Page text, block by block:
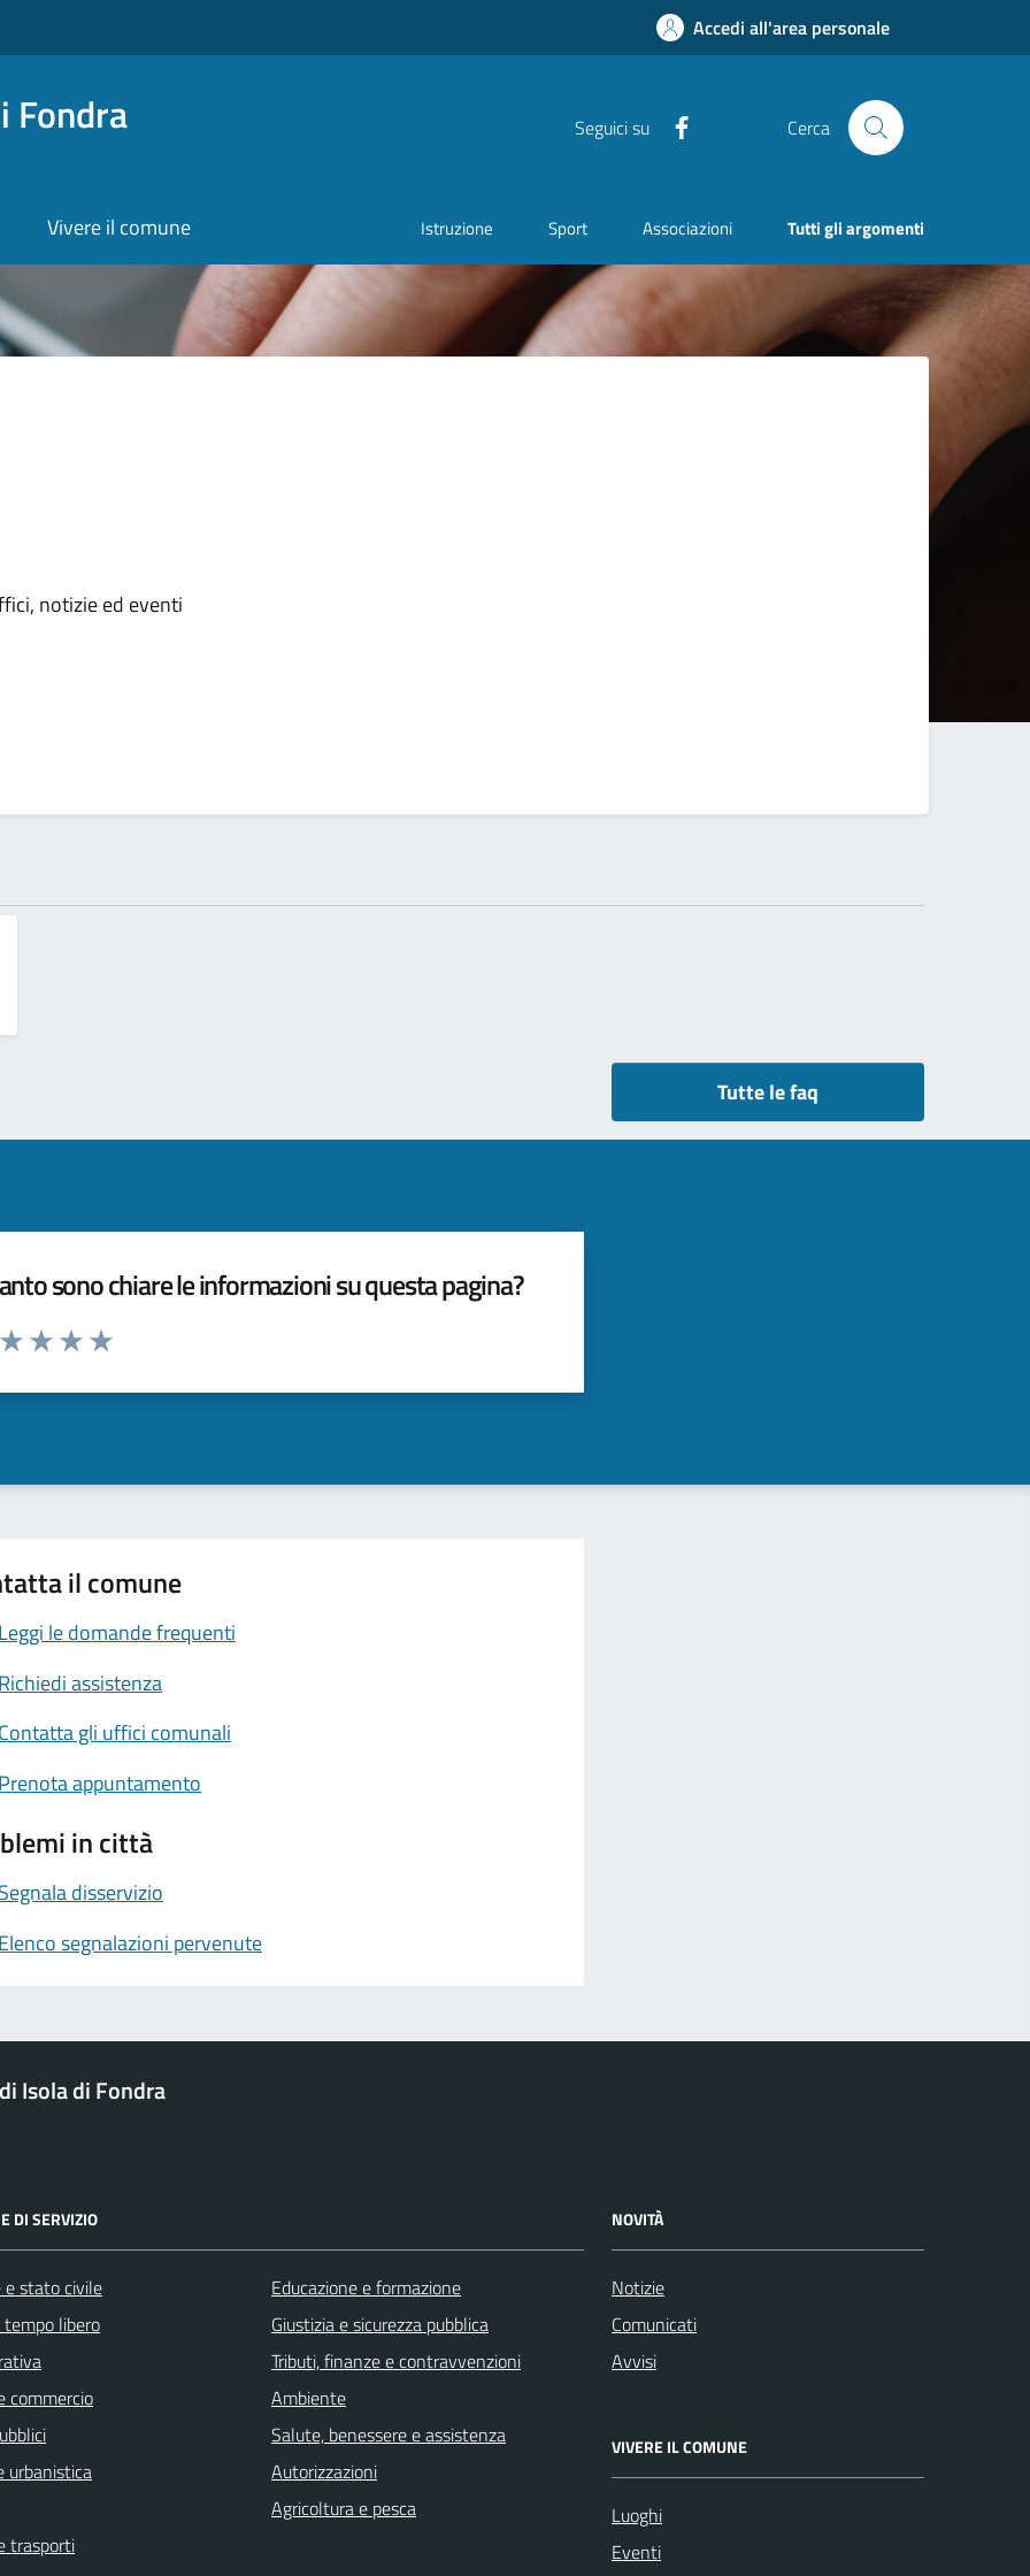
Accedi all'area personale
Fondra Seguici su Cerca
Vivere il comune Istruzione Sport Associazioni Tutti gli argomenti
notizie ed eventi
Tutte le faq
sono chiare le informazioni su questa pagina?
da 1 a 5 stelle la pagina
il comune
Leggi le domande frequenti
Richiedi assistenza
Contatta gli uffici comunali
Prenota appuntamento
in città
Segnala disservizio
Elenco segnalazioni pervenute
Isola di Fondra
DI SERVIZIO
e stato civile
libero
commercio
urbanistica
trasporti
Educazione e formazione
Giustizia e sicurezza pubblica
Tributi, finanze e contravvenzioni
Ambiente
Salute, benessere e assistenza
Autorizzazioni
Agricoltura e pesca
NOVITÀ
Notizie
Comunicati
Avvisi
VIVERE IL COMUNE
Luoghi
Eventi